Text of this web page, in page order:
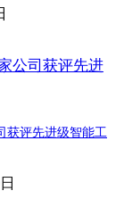
获评先进级智能工